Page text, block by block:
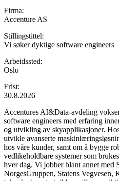
Firma:
Accenture AS
Stillingstittel:
Vi søker dyktige software engineers
Arbeidssted:
Oslo
Frist:
30.8.2026
Accentures AI&Data-avdeling
software engineers med erfaring
og utvikling av skyapplikasjoner.
utvikle avanserte
hos våre kunder, samt om å bygge
vedlikeholdbare systemer som
hver dag. Vi jobber blant annet med
NorgesGruppen, Statens Vegvesen,